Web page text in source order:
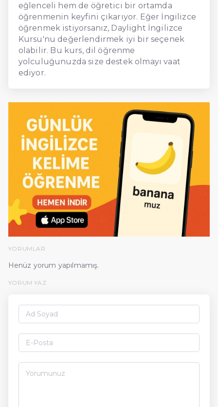
eğlenceli hem de öğretici bir ortamda
öğrenmenin keyfini çıkarıyor. Eğer İngilizce
öğrenmek istiyorsanız, Daylight İngilizce
Kursu'nu değerlendirmek iyi bir seçenek
olabilir. Bu kurs, dil öğrenme
yolculuğunuzda size destek olmayı vaat
ediyor.
YORUMLAR
Henüz yorum yapılmamış.
YORUM YAZ